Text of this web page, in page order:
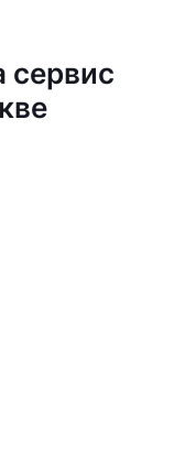
сервис